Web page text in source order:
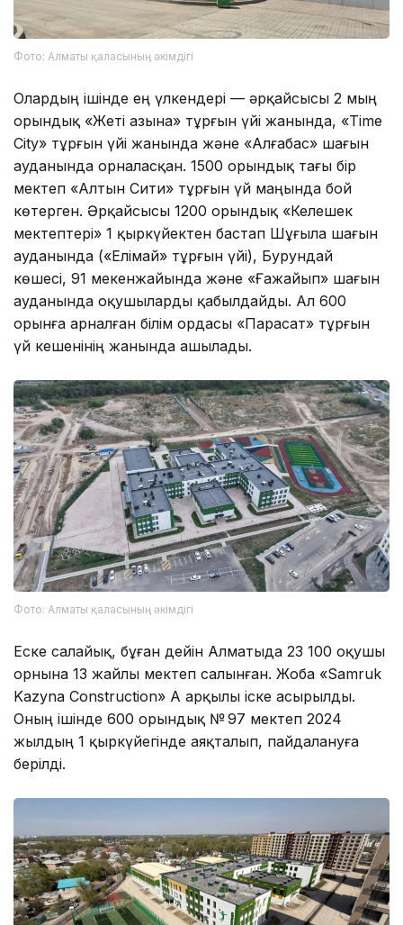
Фото: Алматы қаласының әкімдігі
Олардың ішінде ең үлкендері — әрқайсысы 2 мың
орындық «Жеті Қазына» тұрғын үйі жанында, «Time
City» тұрғын үйі жанында және «Алғабас» шағын
ауданында орналасқан. 1500 орындық тағы бір
мектеп «Алтын Сити» тұрғын үй маңында бой
көтерген. Әрқайсысы 1200 орындық «Келешек
мектептері» 1 қыркүйектен бастап Шұғыла шағын
ауданында («Елімай» тұрғын үйі), Бурундай
көшесі, 91 мекенжайында және «Ғажайып» шағын
ауданында оқушыларды қабылдайды. Ал 600
орынға арналған білім ордасы «Парасат» тұрғын
үй кешенінің жанында ашылады.
Фото: Алматы қаласының әкімдігі
Еске салайық, бұған дейін Алматыда 23 100 оқушы
орнына 13 жайлы мектеп салынған. Жоба «Samruk
Kazyna Construction» АҚ арқылы іске асырылды.
Оның ішінде 600 орындық № 97 мектеп 2024
жылдың 1 қыркүйегінде аяқталып, пайдалануға
берілді.